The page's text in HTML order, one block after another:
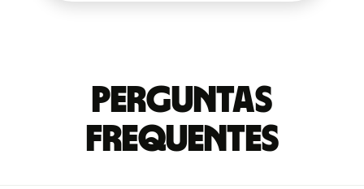
Perguntas
frequentes